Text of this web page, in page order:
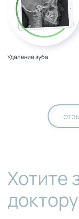
Удаление зуба
Хотите